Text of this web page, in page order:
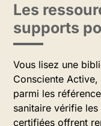
Les
supports
Vous lisez une
Consciente
parmi les
sanitaire vérifie
certifiées offrent